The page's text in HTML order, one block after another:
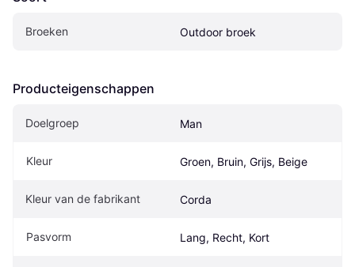
Broeken Outdoor broek
Producteigenschappen
Doelgroep Man
Kleur Groen, Bruin, Grijs, Beige
Kleur van de fabrikant Corda
Pasvorm Lang, Recht, Kort